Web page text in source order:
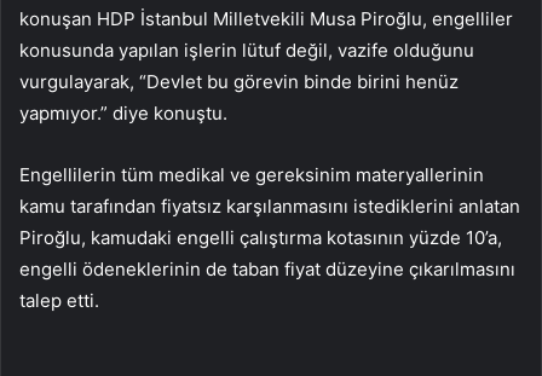
konuşan HDP İstanbul Milletvekili Musa Piroğlu, engelliler
konusunda yapılan işlerin lütuf değil, vazife olduğunu
vurgulayarak, “Devlet bu görevin binde birini henüz
yapmıyor.” diye konuştu.
Engellilerin tüm medikal ve gereksinim materyallerinin
kamu tarafından fiyatsız karşılanmasını istediklerini anlatan
Piroğlu, kamudaki engelli çalıştırma kotasının yüzde 10’a,
engelli ödeneklerinin de taban fiyat düzeyine çıkarılmasını
talep etti.